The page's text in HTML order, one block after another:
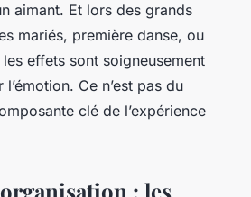
aimant. Et lors des grands
mariés, première danse, ou
effets sont soigneusement
Ce n’est pas du
clé de l’expérience
: les